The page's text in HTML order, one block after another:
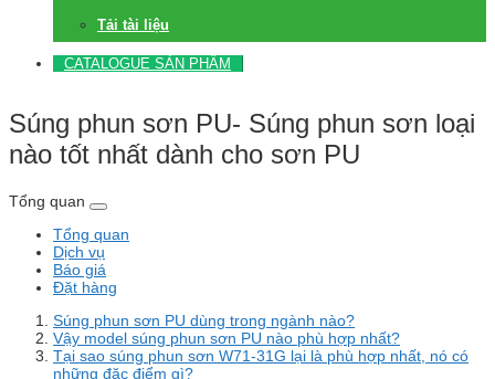
Tải tài liệu
CATALOGUE SẢN PHẨM
Súng phun sơn PU- Súng phun sơn loại
nào tốt nhất dành cho sơn PU
Tổng quan
Tổng quan
Dịch vụ
Báo giá
Đặt hàng
Súng phun sơn PU dùng trong ngành nào?
Vậy model súng phun sơn PU nào phù hợp nhất?
Tại sao súng phun sơn W71-31G lại là phù hợp nhất, nó có
những đặc điểm gì?